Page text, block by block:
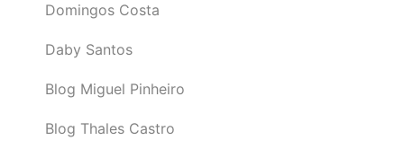
Domingos Costa
Daby Santos
Blog Miguel Pinheiro
Blog Thales Castro